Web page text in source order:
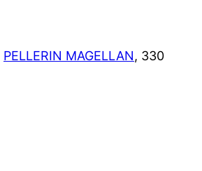
PELLERIN MAGELLAN, 330